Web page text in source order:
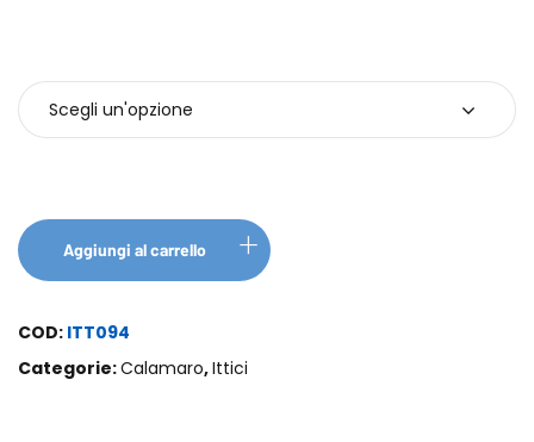
Aggiungi al carrello
COD: ITT094
Categorie:Calamaro,Ittici